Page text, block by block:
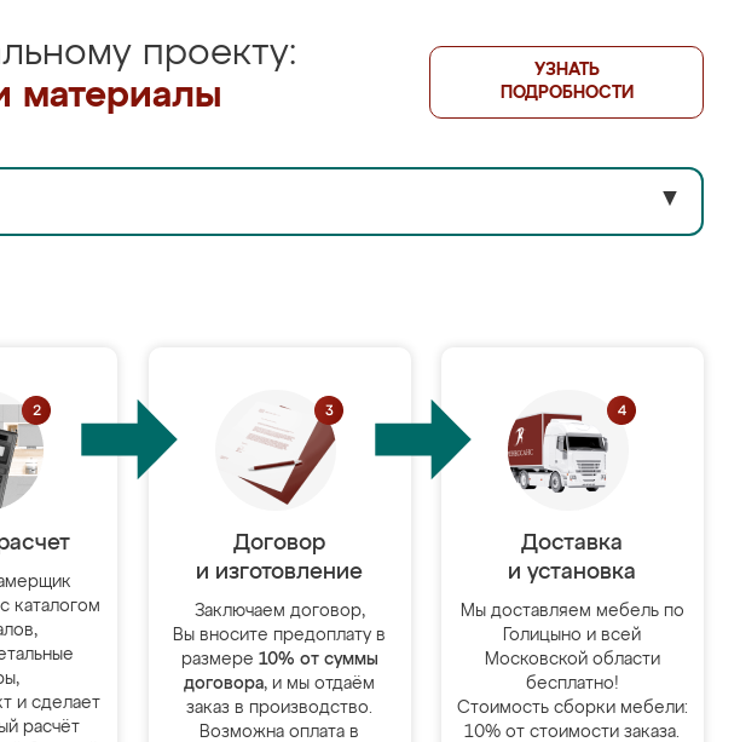
проекту:
материалы
УЗНАТЬ
ПОДРОБНОСТИ
▼
каталогом
и сделает
расчёт
Договор
и изготовление
Заключаем договор,
Вы вносите предоплату в
размере 10% от суммы
договора, и мы отдаём
заказ в производство.
Возможна оплата в
Доставка
и установка
Мы доставляем мебель по
Голицыно и всей
Московской области
бесплатно!
Стоимость сборки мебели:
10% от стоимости заказа.